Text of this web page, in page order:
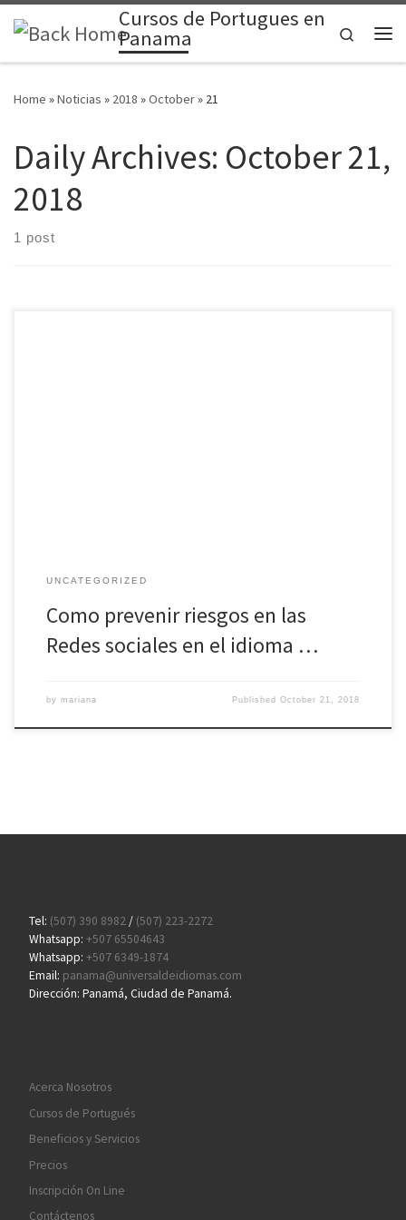
Skip to content Cursos de Portugues en
Panama
Search
Home »Noticias » 2018 »October» 21
Daily Archives: October 21,
2018
1 post
UNCATEGORIZED
Como prevenir riesgos en las
Redes sociales en el idioma …
by mariana PublishedOctober 21, 2018
Tel: (507) 390 8982/ (507) 223-2272
Whatsapp: +507 65504643
Whatsapp: +507 6349-1874
Email: panama@universaldeidiomas.com
Dirección: Panamá, Ciudad de Panamá.
Acerca Nosotros
Cursos de Portugués
Beneficios y Servicios
Precios
Inscripción On Line
Contáctenos